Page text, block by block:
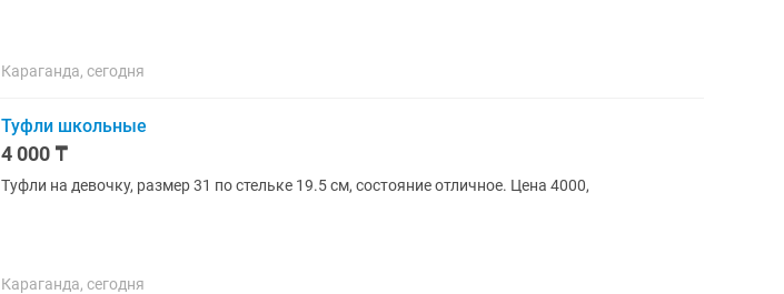
Караганда, сегодня
Туфли школьные
4 000 ₸
Туфли на девочку, размер 31 по стельке 19.5 см, состояние отличное. Цена 4000,
Караганда, сегодня